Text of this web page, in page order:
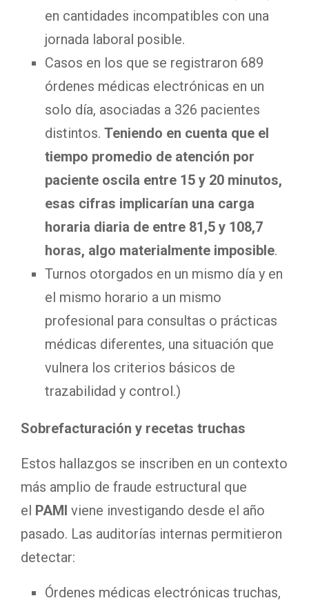
en cantidades incompatibles con una
jornada laboral posible.
Casos en los que se registraron 689
órdenes médicas electrónicas en un
solo día, asociadas a 326 pacientes
distintos. Teniendo en cuenta que el
tiempo promedio de atención por
paciente oscila entre 15 y 20 minutos,
esas cifras implicarían una carga
horaria diaria de entre 81,5 y 108,7
horas, algo materialmente imposible.
Turnos otorgados en un mismo día y en
el mismo horario a un mismo
profesional para consultas o prácticas
médicas diferentes, una situación que
vulnera los criterios básicos de
trazabilidad y control.)
Sobrefacturación y recetas truchas
Estos hallazgos se inscriben en un contexto
más amplio de fraude estructural que
el PAMI viene investigando desde el año
pasado. Las auditorías internas permitieron
detectar:
Órdenes médicas electrónicas truchas,